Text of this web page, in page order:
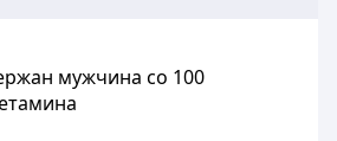
мужчина со 100